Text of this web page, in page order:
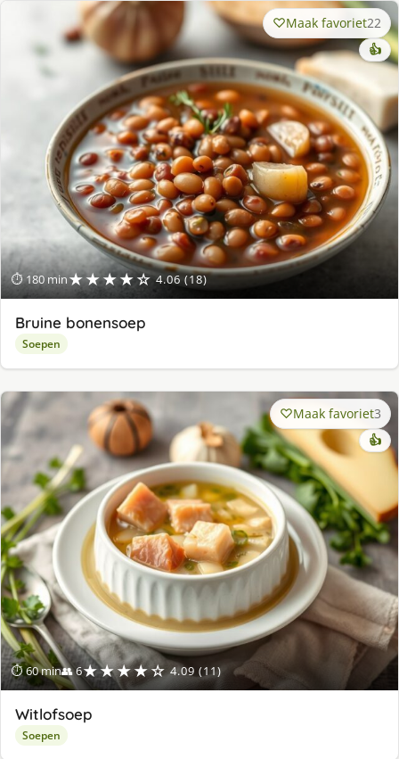
⏱ 180 min★★★★☆ 4.06 (18)
Maak favoriet22
👍
Bruine bonensoep
Soepen
⏱ 60 min👥 6★★★★☆ 4.09 (11)
Maak favoriet3
👍
Witlofsoep
Soepen